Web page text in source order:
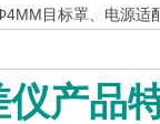
目标罩、电源适
产品